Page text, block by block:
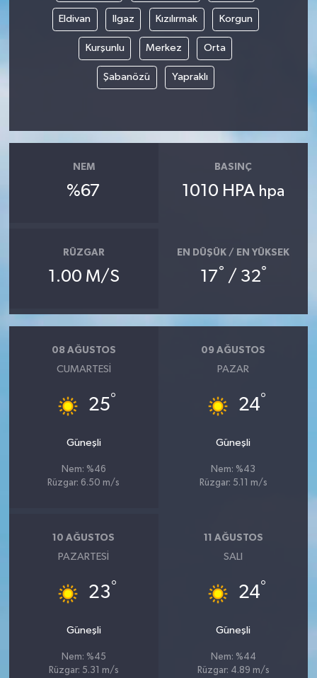
Eldivan Ilgaz Kızılırmak Korgun
Kurşunlu Merkez Orta
Şabanözü Yapraklı
NEM
%67
BASINÇ
1010 HPA hpa
RÜZGAR
1.00 M/S
EN DÜŞÜK / EN YÜKSEK
17° / 32°
08 AĞUSTOS
CUMARTESI
25°
Güneşli
Nem: %46
Rüzgar: 6.50 m/s
09 AĞUSTOS
PAZAR
24°
Güneşli
Nem: %43
Rüzgar: 5.11 m/s
10 AĞUSTOS
PAZARTESI
23°
Güneşli
Nem: %45
Rüzgar: 5.31 m/s
11 AĞUSTOS
SALI
24°
Güneşli
Nem: %44
Rüzgar: 4.89 m/s